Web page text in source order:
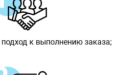
к выполнению заказа;